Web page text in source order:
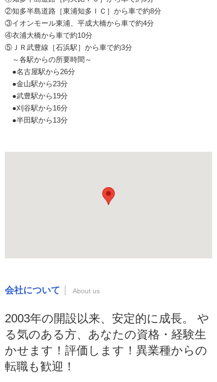
②知多半島道路［東浦知多ＩＣ］から車で約8分
③イオンモール東浦、平成大橋から車で約4分
④衣浦大橋から車で約10分
⑤ＪＲ武豊線［石浜駅］から車で約3分
～各駅からの所要時間～
●名古屋駅から26分
●金山駅から23分
●武豊駅から19分
●刈谷駅から16分
●半田駅から13分
会社について
2003年の開設以来、安定的に成長。 や
る気のある方、あなたの資格・経験生
かせます！評価します！異業種からの
転職も歓迎！